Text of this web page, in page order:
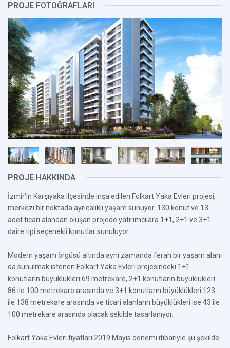
PROJE FOTOĞRAFLARI
PROJE HAKKINDA
İzmir'in Karşıyaka ilçesinde inşa edilen Folkart Yaka Evleri projesi,
merkezi bir noktada ayrıcalıklı yaşam sunuyor. 130 konut ve 13
adet ticari alandan oluşan projede yatırımcılara 1+1, 2+1 ve 3+1
daire tipi seçenekli konutlar sunuluyor.
Modern yaşam örgüsü altında aynı zamanda ferah bir yaşam alanı
da sunulmak istenen Folkart Yaka Evleri projesindeki 1+1
konutların büyüklükleri 69 metrekare, 2+1 konutların büyüklükleri
86 ile 100 metrekare arasında ve 3+1 konutların büyüklükleri 123
ile 138 metrekare arasında ve ticari alanların büyüklükleri ise 43 ile
100 metrekare arasında olacak şekilde tasarlanıyor.
Folkart Yaka Evleri fiyatları 2019 Mayıs dönemi itibariyle şu şekilde: